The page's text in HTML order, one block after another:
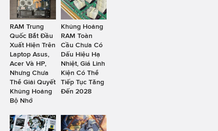
RAM Trung
Quốc Bắt Đầu
Xuất Hiện Trên
Laptop Asus,
Acer Và HP,
Nhưng Chưa
Thể Giải Quyết
Khủng Hoảng
Bộ Nhớ
Khủng Hoảng
RAM Toàn
Cầu Chưa Có
Dấu Hiệu Hạ
Nhiệt, Giá Linh
Kiện Có Thể
Tiếp Tục Tăng
Đến 2028